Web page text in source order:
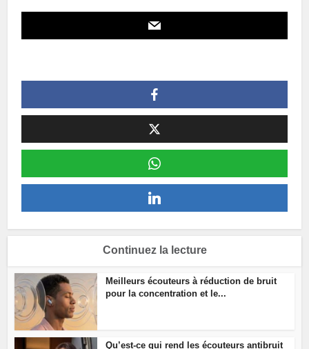
Continuez la lecture
Meilleurs écouteurs à réduction de bruit
pour la concentration et le...
Qu’est-ce qui rend les écouteurs antibruit